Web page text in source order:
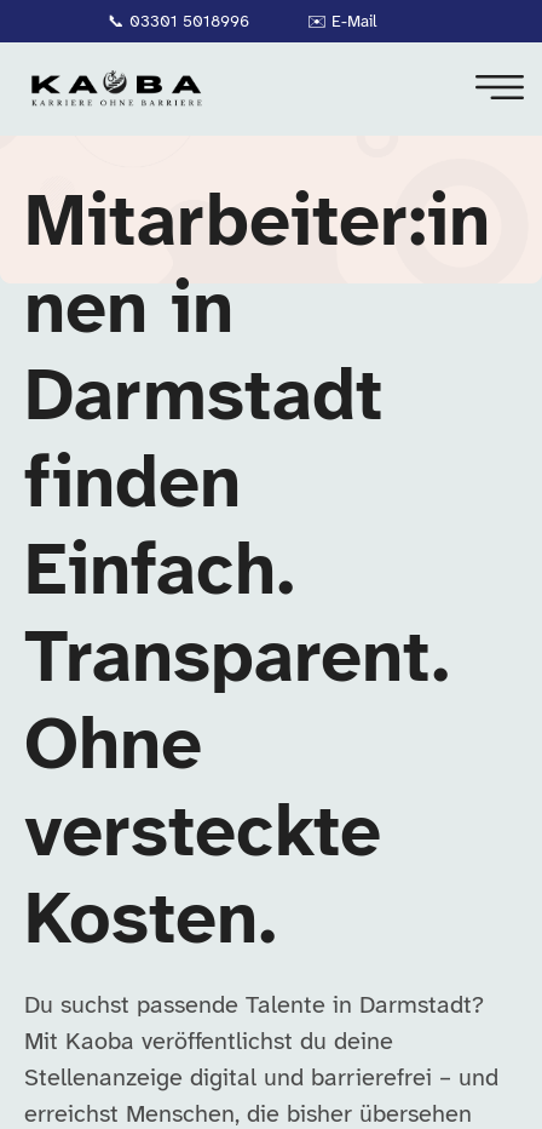
📞 03301 5018996 ✉️ E-Mail
Mitarbeiter:in
nen in
Darmstadt
finden
Einfach.
Transparent.
Ohne
versteckte
Kosten.
Du suchst passende Talente in Darmstadt?
Mit Kaoba veröffentlichst du deine
Stellenanzeige digital und barrierefrei – und
erreichst Menschen, die bisher übersehen